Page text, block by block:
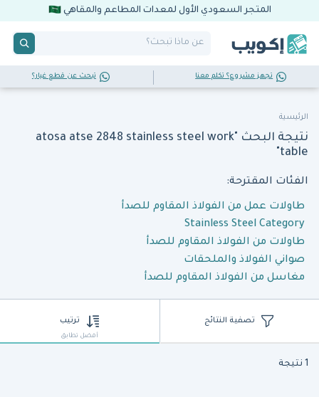
المتجر السعودي الأول لمعدات المطاعم والمقاهي
تجهز مشروع؟ تكلم معنا تبحث عن قطع غيار؟
الرئيسية
نتيجة البحث "atosa atse 2848 stainless steel work
table"
الفئات المقترحة:
طاولات عمل من الفولاذ المقاوم للصدأ
Stainless Steel Category
طاولات من الفولاذ المقاوم للصدأ
صواني الفولاذ والملحقات
مغاسل من الفولاذ المقاوم للصدأ
تصفية النتائج ترتيب
أفضل تطابق
1 نتيجة